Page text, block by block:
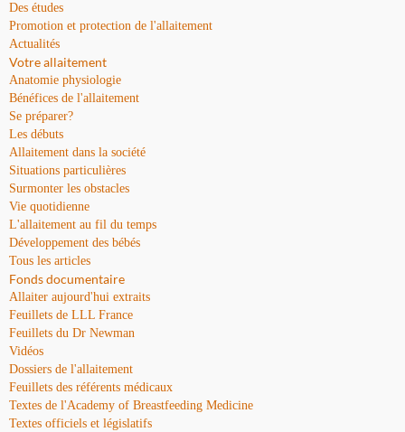
Des études
Promotion et protection de l'allaitement
Actualités
Votre allaitement
Anatomie physiologie
Bénéfices de l'allaitement
Se préparer?
Les débuts
Allaitement dans la société
Situations particulières
Surmonter les obstacles
Vie quotidienne
L'allaitement au fil du temps
Développement des bébés
Tous les articles
Fonds documentaire
Allaiter aujourd'hui extraits
Feuillets de LLL France
Feuillets du Dr Newman
Vidéos
Dossiers de l'allaitement
Feuillets des référents médicaux
Textes de l'Academy of Breastfeeding Medicine
Textes officiels et législatifs